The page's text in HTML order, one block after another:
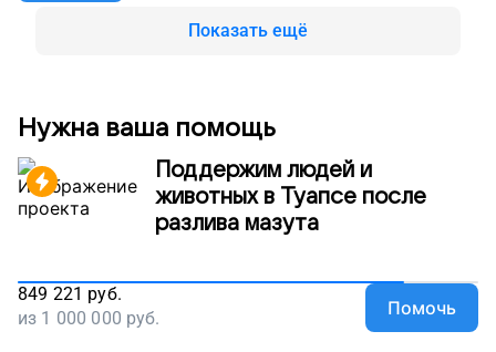
Показать ещё
Нужна ваша помощь
Поддержим людей и
животных в Туапсе после
разлива мазута
849 221 руб.
из 1 000 000 руб. Помочь